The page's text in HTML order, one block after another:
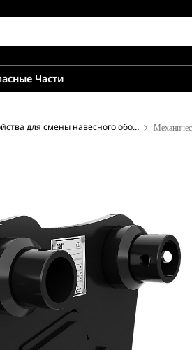
Части
Устройства для смены навесного оборудования серии CW